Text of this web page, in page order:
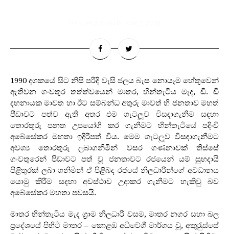
1990 දශකයේ සිට නිසි පරිදි වැසි ජලය බැස නොයෑම හේතුවෙන්
ඇතිවන ගංවතුර තත්ත්වයෙන් මාතර, හින්තැටිය මැද, ඩි. ඩි
දහනායක මාවත හා ඊට සම්බන්ධ අතුරු මාවත් හි ජනතාව මහත්
පීඩාවට පත්ව ඇති අතර එම ගැටලූ‍ව විසඳාගැනීම සඳහා
තොරතුරු පනත උපයෝගි කර ගැනීමට හින්තැටියේ පදිංචි
අබේසේකර මහතා ඉදිරිපත් විය. මෙම ගැටලූ‍ව විසඳාගැනීමට
අවශ්‍ය තොරතුරු ලබාගනිමින් වසර ගණනාවක් තිස්සේ
ගංවතුරෙන් පීඩාවට පත් වූ ජනතාවට රජයෙන් යම් සුභදායි
පිළිතුරක් ලබා ගනිමින් ඒ පිළිබද රජයේ නිලධාරීන්ගේ අවධානය
යොමු කිරීම සදහා අවස්ථාව උදාකර ගැනීමට හැකිවු බව
අබේසේකර මහතා පවසයි.
මාතර හින්තැටිය මැද ග‍්‍රාම නිලධාරී වසම, මාතර නගර සභා බල
ප‍්‍රදේශයේ පිහිටි මාතර – කොළඹ අධිවේගී මාර්ගය වූ, අකුරැුස්සේ